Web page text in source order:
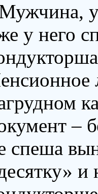
у
у него
–
спеша
и